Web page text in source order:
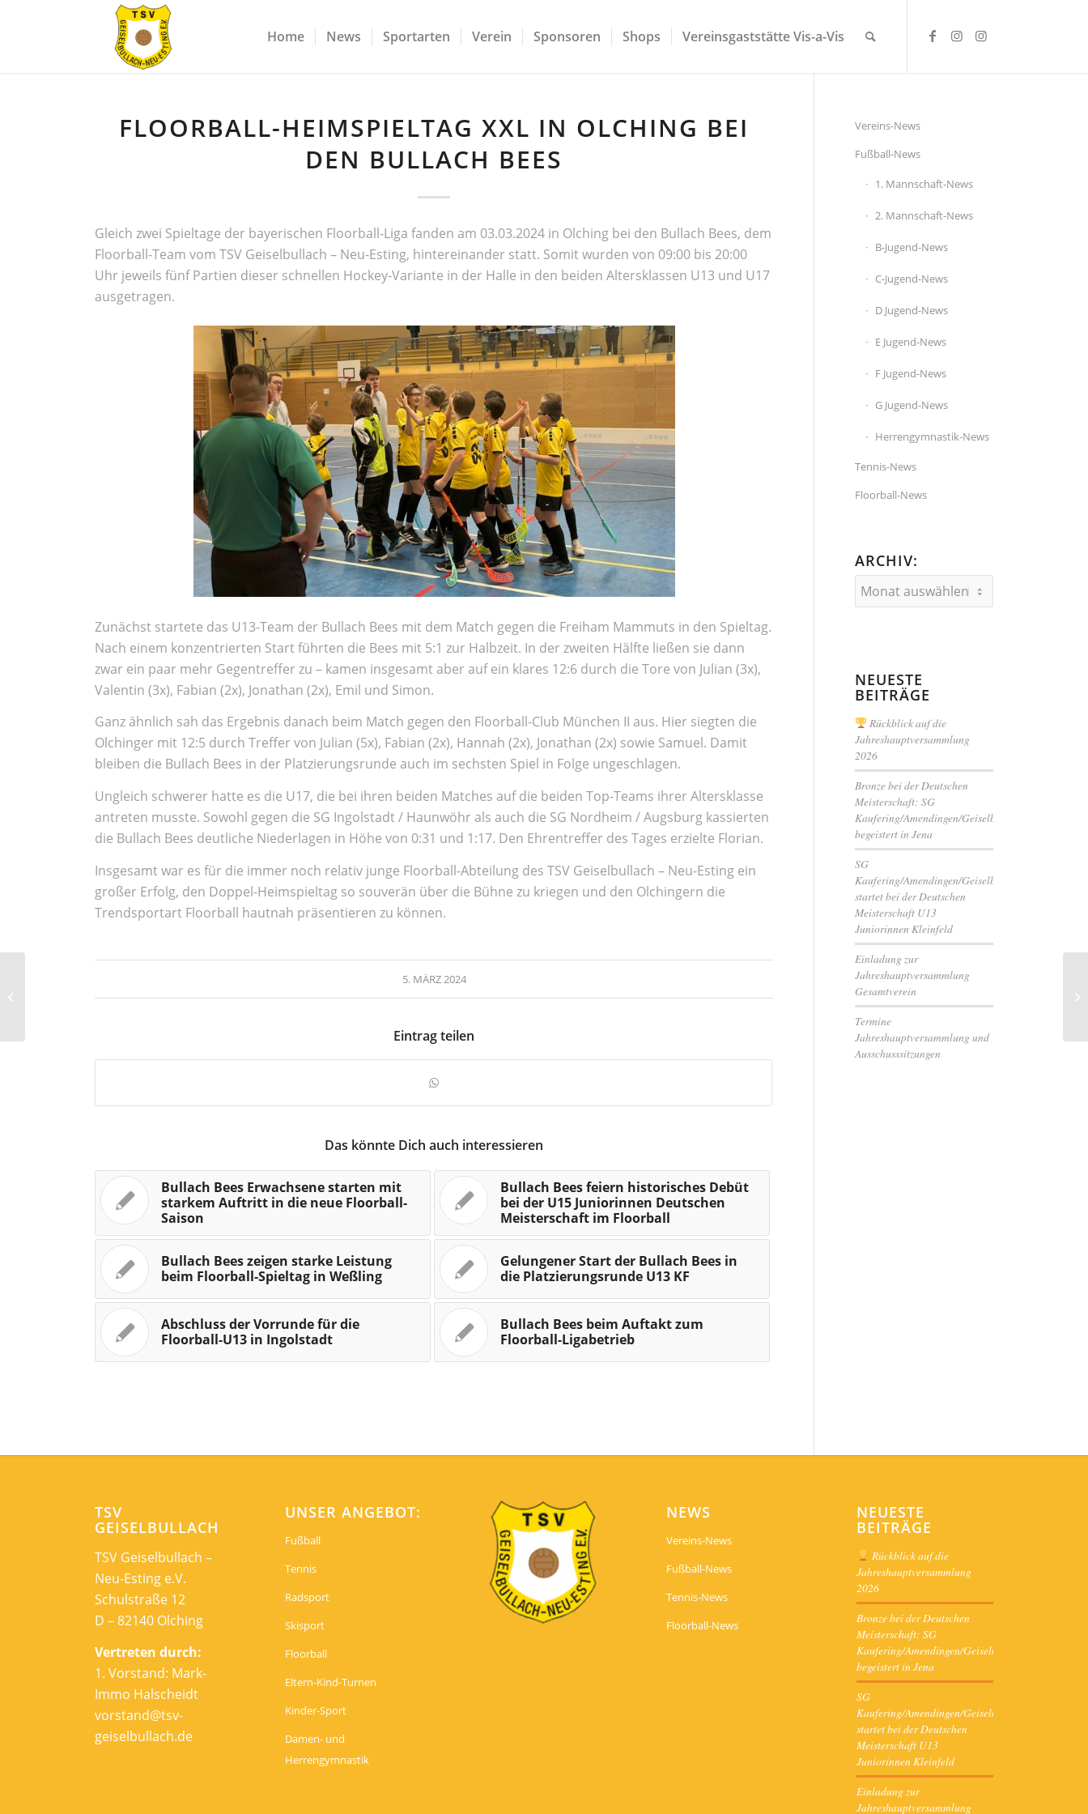
Home News Sportarten Verein Sponsoren Shops Vereinsgaststätte Vis-a-Vis
FLOORBALL-HEIMSPIELTAG XXL IN OLCHING BEI
DEN BULLACH BEES
Gleich zwei Spieltage der bayerischen Floorball-Liga fanden am 03.03.2024 in Olching bei den Bullach Bees, dem
Floorball-Team vom TSV Geiselbullach – Neu-Esting, hintereinander statt. Somit wurden von 09:00 bis 20:00
Uhr jeweils fünf Partien dieser schnellen Hockey-Variante in der Halle in den beiden Altersklassen U13 und U17
ausgetragen.
Zunächst startete das U13-Team der Bullach Bees mit dem Match gegen die Freiham Mammuts in den Spieltag.
Nach einem konzentrierten Start führten die Bees mit 5:1 zur Halbzeit. In der zweiten Hälfte ließen sie dann
zwar ein paar mehr Gegentreffer zu – kamen insgesamt aber auf ein klares 12:6 durch die Tore von Julian (3x),
Valentin (3x), Fabian (2x), Jonathan (2x), Emil und Simon.
Ganz ähnlich sah das Ergebnis danach beim Match gegen den Floorball-Club München II aus. Hier siegten die
Olchinger mit 12:5 durch Treffer von Julian (5x), Fabian (2x), Hannah (2x), Jonathan (2x) sowie Samuel. Damit
bleiben die Bullach Bees in der Platzierungsrunde auch im sechsten Spiel in Folge ungeschlagen.
Ungleich schwerer hatte es die U17, die bei ihren beiden Matches auf die beiden Top-Teams ihrer Altersklasse
antreten musste. Sowohl gegen die SG Ingolstadt / Haunwöhr als auch die SG Nordheim / Augsburg kassierten
die Bullach Bees deutliche Niederlagen in Höhe von 0:31 und 1:17. Den Ehrentreffer des Tages erzielte Florian.
Insgesamt war es für die immer noch relativ junge Floorball-Abteilung des TSV Geiselbullach – Neu-Esting ein
großer Erfolg, den Doppel-Heimspieltag so souverän über die Bühne zu kriegen und den Olchingern die
Trendsportart Floorball hautnah präsentieren zu können.
5. MÄRZ 2024
Eintrag teilen
Das könnte Dich auch interessieren
Bullach Bees Erwachsene starten mit
starkem Auftritt in die neue Floorball-
Saison
Bullach Bees feiern historisches Debüt
bei der U15 Juniorinnen Deutschen
Meisterschaft im Floorball
Bullach Bees zeigen starke Leistung
beim Floorball-Spieltag in Weßling
Gelungener Start der Bullach Bees in
die Platzierungsrunde U13 KF
Abschluss der Vorrunde für die
Floorball-U13 in Ingolstadt
Bullach Bees beim Auftakt zum
Floorball-Ligabetrieb
Vereins-News
Fußball-News
1. Mannschaft-News
2. Mannschaft-News
B-Jugend-News
C-Jugend-News
D Jugend-News
E Jugend-News
F Jugend-News
G Jugend-News
Herrengymnastik-News
Tennis-News
Floorball-News
ARCHIV:
NEUESTE
BEITRÄGE
Rückblick auf die
Jahreshauptversammlung
2026
Bronze bei der Deutschen
Meisterschaft: SG
Kaufering/Amendingen/Geiselbullach
begeistert in Jena
SG
Kaufering/Amendingen/Geiselbullach
startet bei der Deutschen
Meisterschaft U13
Juniorinnen Kleinfeld
Einladung zur
Jahreshauptversammlung
Gesamtverein
Termine
Jahreshauptversammlung und
Ausschusssitzungen
TSV
GEISELBULLACH
TSV Geiselbullach –
Neu-Esting e.V.
Schulstraße 12
D – 82140 Olching
Vertreten durch:
1. Vorstand: Mark-
Immo Halscheidt
vorstand@tsv-
geiselbullach.de
UNSER ANGEBOT:
Fußball
Tennis
Radsport
Skisport
Floorball
Eltern-Kind-Turnen
Kinder-Sport
Damen- und
Herrengymnastik
NEWS
Vereins-News
Fußball-News
Tennis-News
Floorball-News
NEUESTE
BEITRÄGE
Rückblick auf die
Jahreshauptversammlung
2026
Bronze bei der Deutschen
Meisterschaft: SG
Kaufering/Amendingen/Geiselbullach
begeistert in Jena
SG
Kaufering/Amendingen/Geiselbullach
startet bei der Deutschen
Meisterschaft U13
Juniorinnen Kleinfeld
Einladung zur
Jahreshauptversammlung